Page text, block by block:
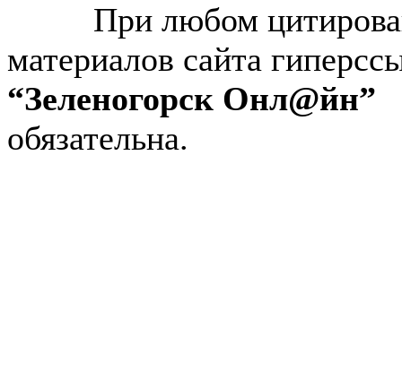
При любом
материалов сайта
“Зеленогорск Онл@йн”
обязательна.